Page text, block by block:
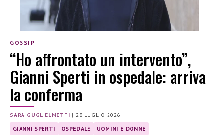
GOSSIP
“Ho affrontato un intervento”,
Gianni Sperti in ospedale: arriva
la conferma
SARA GUGLIELMETTI |28 LUGLIO 2026
GIANNI SPERTI OSPEDALE UOMINI E DONNE